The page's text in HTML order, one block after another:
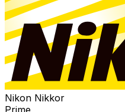
Nikon Nikkor
Prime